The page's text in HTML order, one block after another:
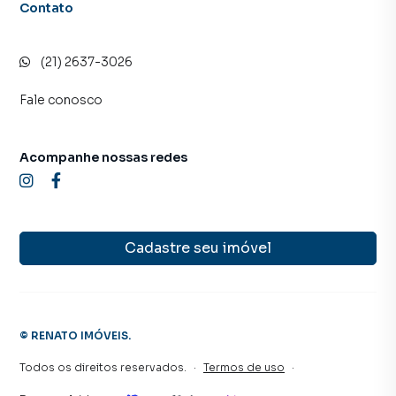
inquilinos.
Contato
(21) 2637-3026
Fale conosco
Cadastre seu imóvel
Acompanhe nossas redes
© RENATO IMÓVEIS.
Todos os direitos reservados. · Termos de uso ·